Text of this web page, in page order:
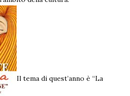
Il tema di quest’anno è “La